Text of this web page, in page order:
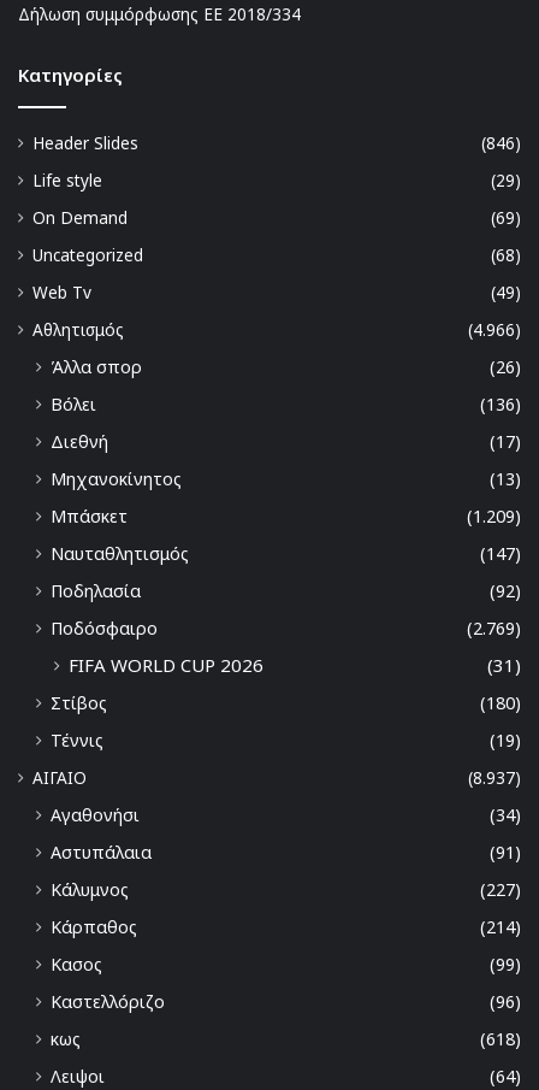
Δήλωση συμμόρφωσης ΕΕ 2018/334
Kατηγορίες
Header Slides
(846)
Life style
(29)
On Demand
(69)
Uncategorized
(68)
Web Tv
(49)
Αθλητισμός
(4.966)
Άλλα σπορ
(26)
Βόλει
(136)
Διεθνή
(17)
Μηχανοκίνητος
(13)
Μπάσκετ
(1.209)
Ναυταθλητισμός
(147)
Ποδηλασία
(92)
Ποδόσφαιρο
(2.769)
FIFA WORLD CUP 2026 (31)
Στίβος
(180)
Τέννις
(19)
ΑΙΓΑΙΟ
(8.937)
Αγαθονήσι
(34)
Αστυπάλαια
(91)
Κάλυμνος
(227)
Κάρπαθος
(214)
Κασος
(99)
Καστελλόριζο
(96)
κως
(618)
Λειψοι
(64)